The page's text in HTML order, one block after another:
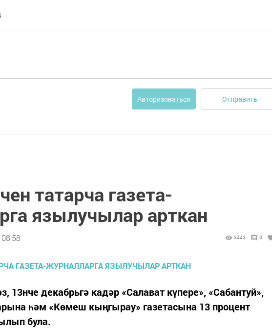
Авторизоваться Отправить
татарча газета-
язылучылар арткан
3443 0
13нче декабрьгә кадәр «Салават күпере», «Сабантуй»,
һәм «Көмеш кыңгырау» газетасына 13 процент
була.